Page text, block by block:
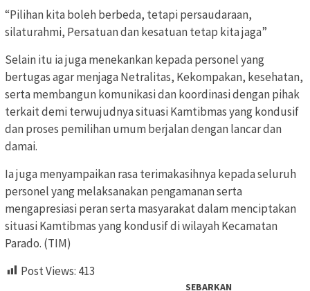
“Pilihan kita boleh berbeda, tetapi persaudaraan,
silaturahmi, Persatuan dan kesatuan tetap kita jaga”
Selain itu ia juga menekankan kepada personel yang
bertugas agar menjaga Netralitas, Kekompakan, kesehatan,
serta membangun komunikasi dan koordinasi dengan pihak
terkait demi terwujudnya situasi Kamtibmas yang kondusif
dan proses pemilihan umum berjalan dengan lancar dan
damai.
Ia juga menyampaikan rasa terimakasihnya kepada seluruh
personel yang melaksanakan pengamanan serta
mengapresiasi peran serta masyarakat dalam menciptakan
situasi Kamtibmas yang kondusif di wilayah Kecamatan
Parado. (TIM)
Post Views: 413
SEBARKAN